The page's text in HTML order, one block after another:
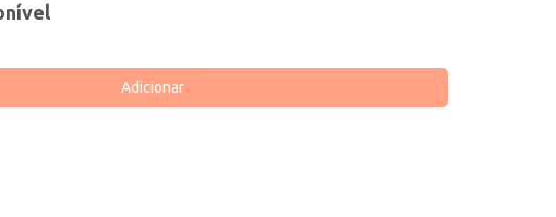
Adicionar